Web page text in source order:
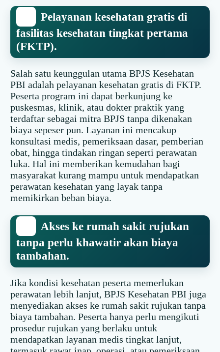
Pelayanan kesehatan gratis di
fasilitas kesehatan tingkat pertama
(FKTP).
Salah satu keunggulan utama BPJS Kesehatan
PBI adalah pelayanan kesehatan gratis di FKTP.
Peserta program ini dapat berkunjung ke
puskesmas, klinik, atau dokter praktik yang
terdaftar sebagai mitra BPJS tanpa dikenakan
biaya sepeser pun. Layanan ini mencakup
konsultasi medis, pemeriksaan dasar, pemberian
obat, hingga tindakan ringan seperti perawatan
luka. Hal ini memberikan kemudahan bagi
masyarakat kurang mampu untuk mendapatkan
perawatan kesehatan yang layak tanpa
memikirkan beban biaya.
Akses ke rumah sakit rujukan
tanpa perlu khawatir akan biaya
tambahan.
Jika kondisi kesehatan peserta memerlukan
perawatan lebih lanjut, BPJS Kesehatan PBI juga
menyediakan akses ke rumah sakit rujukan tanpa
biaya tambahan. Peserta hanya perlu mengikuti
prosedur rujukan yang berlaku untuk
mendapatkan layanan medis tingkat lanjut,